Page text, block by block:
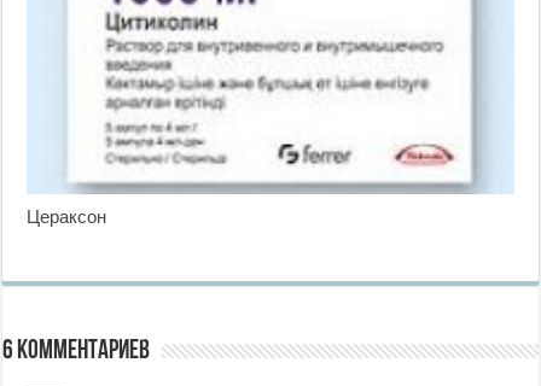
Цераксон
6 комментариев